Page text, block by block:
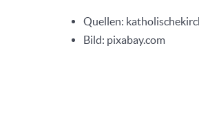
Quellen:
Bild: pixabay.com